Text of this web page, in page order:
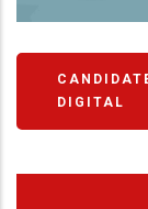
DIGITAL